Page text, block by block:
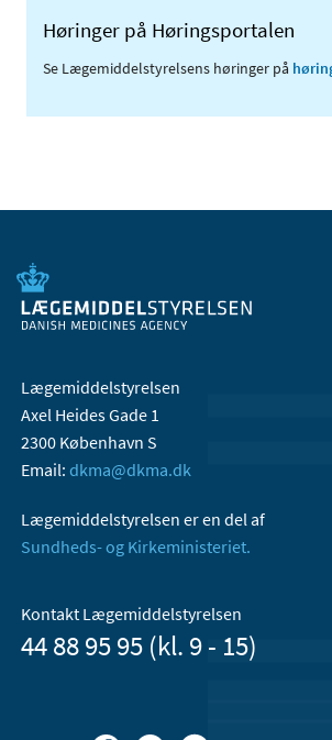
Høringer på Høringsportalen
Se Lægemiddelstyrelsens høringer på
Lægemiddelstyrelsen
Axel Heides Gade 1
2300 København S
Email: dkma@dkma.dk
Lægemiddelstyrelsen er en del af
Sundheds- og Kirkeministeriet.
Kontakt Lægemiddelstyrelsen
44 88 95 95 (kl. 9 - 15)